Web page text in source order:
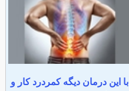
با این درمان دیگه کمردرد کار و